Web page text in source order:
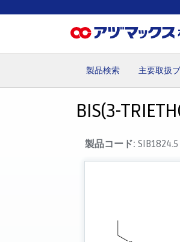
製品検索 主要取扱
BIS(3-
製品コード:SIB1824.5